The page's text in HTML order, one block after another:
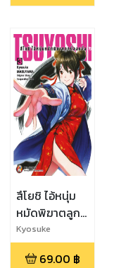
สึโยชิ ไอ้หนุ่ม
หมัดพิฆาตลูก
ป๋องแป๋ง เล่ม 3
Kyosuke
Maruyama
69.00 ฿